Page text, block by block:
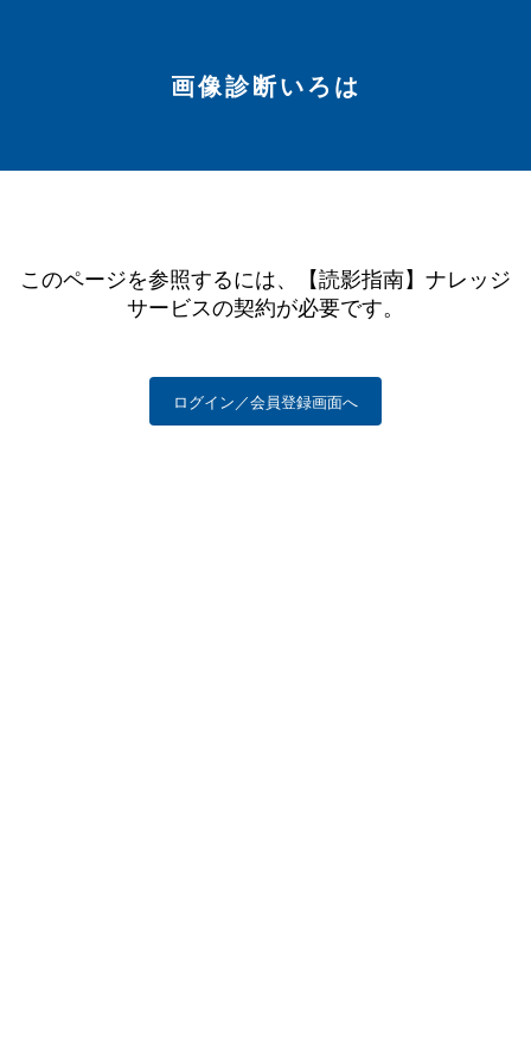
画像診断いろは
このページを参照するには、【読影指南】ナレッジ
サービスの契約が必要です。
ログイン／会員登録画面へ